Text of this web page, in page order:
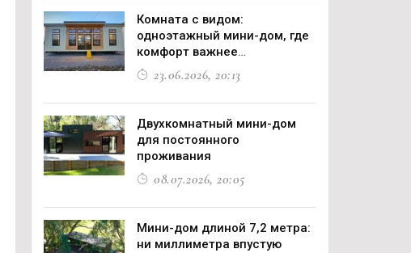
Комната с видом:
одноэтажный мини-дом, где
комфорт важнее
компромиссов
23.06.2026, 20:13
Двухкомнатный мини-дом
для постоянного
проживания
08.07.2026, 20:05
Мини-дом длиной 7,2 метра:
ни миллиметра впустую